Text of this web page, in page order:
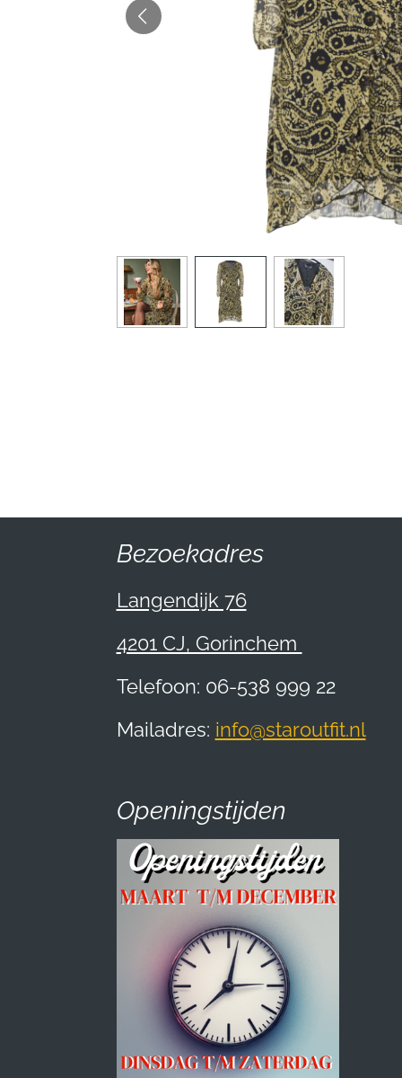
Bezoekadres
Langendijk 76
4201 CJ, Gorinchem
Telefoon: 06-538 999 22
Mailadres: info@staroutfit.nl
Openingstijden